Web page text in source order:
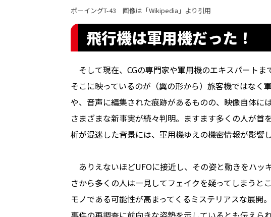
ボーイングT-43 画像は「Wikipedia 」より引用
飛行機は軍用機だった！
そして現在、CGの専門家や軍用機のエキスパートま
そこに映っているのが（翼の形から）旅客機ではなく
や、音声に編集された痕跡があるものの、映像自体に
さまざまな新事実が続々判明。ますます多くの人が首
析が混迷した背景には、軍用機ゆえの機密情報が影響
ありえないほどUFOに接近し、その姿と動きをハッ
さから多くの人は一見してフェイクを疑ってしまうと
モノである可能性が高まってくるミステリアスな展開